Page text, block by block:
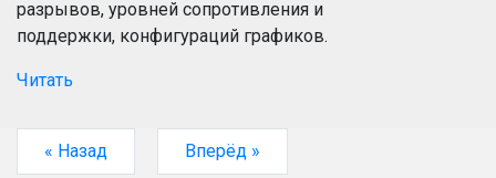
разрывов, уровней сопротивления и
поддержки, конфигураций графиков.
Читать
« Назад
Вперёд »